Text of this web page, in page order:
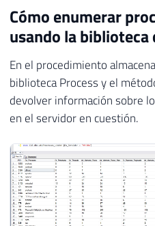
Cómo enumerar
usando la biblioteca
En el procedimiento
biblioteca Process y el
devolver información sobre
en el servidor en cuestión.